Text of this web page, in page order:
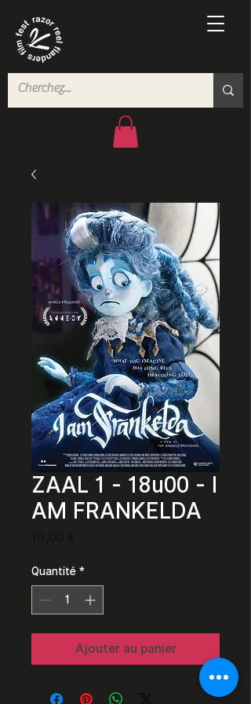
ZAAL 1 - 18u00 - I
AM FRANKELDA
Quantité *
Ajouter au panier